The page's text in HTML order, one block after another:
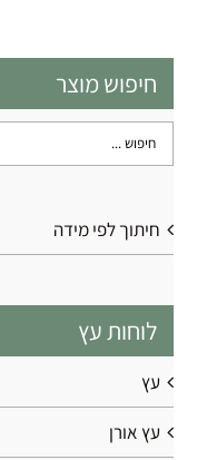
חיפוש מוצר
חיתוך לפי מידה
לוחות עץ
עץ
עץ אורן